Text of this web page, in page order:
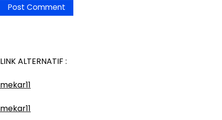
LINK ALTERNATIF :
mekar11
mekar11